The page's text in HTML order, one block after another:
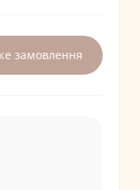
замовлення